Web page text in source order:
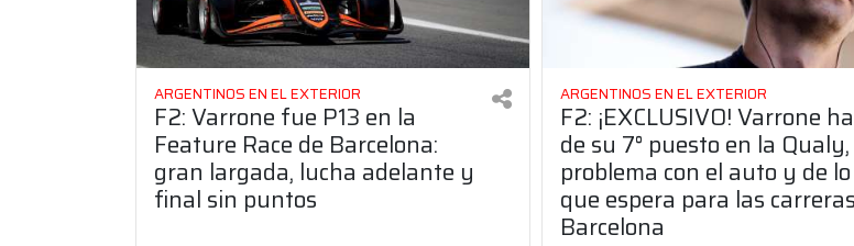
ARGENTINOS EN EL EXTERIOR
F2: Varrone fue P13 en la
Feature Race de Barcelona:
gran largada, lucha adelante y
final sin puntos
ARGENTINOS EN EL EXTERIOR
F2: ¡EXCLUSIVO! Varrone
de su 7° puesto en la
problema con el auto y de lo
que espera para las
Barcelona